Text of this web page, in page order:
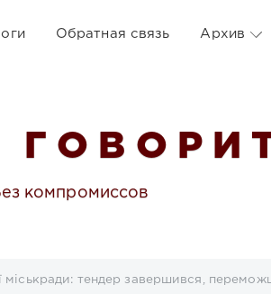
Обратная связь Архив
О В О Р И
компромиссов
тендер завершився,